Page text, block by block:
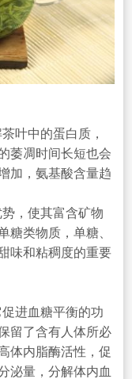
叶中的蛋白质，
萎凋时间长短也会
加，氨基酸含量趋
，使其富含矿物
糖类物质，单糖、
味和粘稠度的重要
进血糖平衡的功
留了含有人体所必
体内脂酶活性，促
泌量，分解体内血